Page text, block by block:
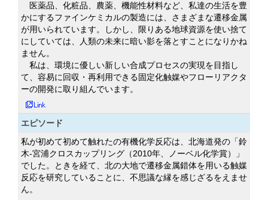
医薬品、化粧品、農薬、機能性材料など、私達の生活を豊
かにするファインケミカルの製造には、さまざまな遷移金属
が用いられています。しかし、限りある地球資源を使い捨て
にしていては、人類の未来に暗い影を落とすことになりかね
ません。
私は、環境に優しい新しい合成プロセスの実現を目指し
て、容易に回収・再利用できる固定化触媒やフローリアクタ
ーの開発に取り組んでいます。
エピソード
私が初めて初めて触れたの有機化学反応は、北海道発の「鈴
木-宮浦クロスカップリング（2010年、ノーベル化学賞）」
でした。ときを経て、北の大地で遷移金属錯体を用いる触媒
反応を研究していることに、不思議な縁を感じざるをえませ
ん。